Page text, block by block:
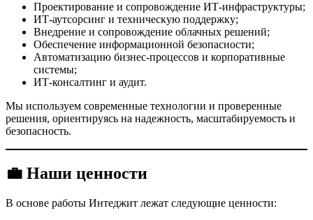
Проектирование и сопровождение ИТ-инфраструктуры;
ИТ-аутсорсинг и техническую поддержку;
Внедрение и сопровождение облачных решений;
Обеспечение информационной безопасности;
Автоматизацию бизнес-процессов и корпоративные
системы;
ИТ-консалтинг и аудит.
Мы используем современные технологии и проверенные
решения, ориентируясь на надежность, масштабируемость и
безопасность.
💼 Наши ценности
В основе работы Интеджит лежат следующие ценности: